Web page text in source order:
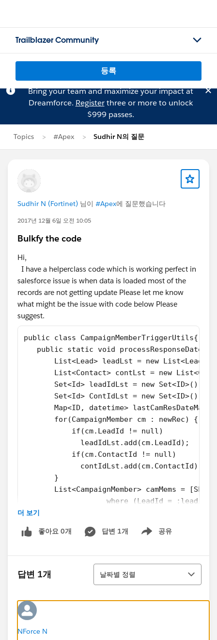
Trailblazer Community
등록
Bring your team and maximize your impact at
Dreamforce. Registerthree or more to unlock
$999 passes.
Topics #Apex Sudhir N의 질문
Sudhir N (Fortinet) 님이 #Apex에 질문했습니다
2017년 12월 6일 오전 10:05
Bulkfy the code
Hi,
I have a helperclass code which is working perfect in
salesforce issue is when data is loaded most of the
records are not getting update Please let me know
what might be the issue with code below Please
suggest.
public class CampaignMemberTriggerUtils{
public static void
List<Lead> leadLst = new
List<Contact> contLst = new
       Set<Id> leadIdLst = new Set<ID>();
       Set<Id> ContIdLst = new Set<ID>();
Map<ID, datetime> lastCamResDateMap
       for(CampaignMember cm : newRec) {
           if(cm.LeadId != null)
             leadIdLst.add(cm.LeadId);
           if(cm.ContactId != null)
             contIdLst.add(cm.ContactId);
       }
List<CampaignMember> camMems =
where (LeadId =
       for(CampaignMember cam : camMems) {
       }
       for( ID leadid : leadIdLst) {
       }
        for( ID contactid : contIdLst) {
contLst.add(new Contact(id =
더 보기
좋아요 0개 답변 1개 공유
Show menu
답변 1개
정렬
날짜별 정렬
NForce N